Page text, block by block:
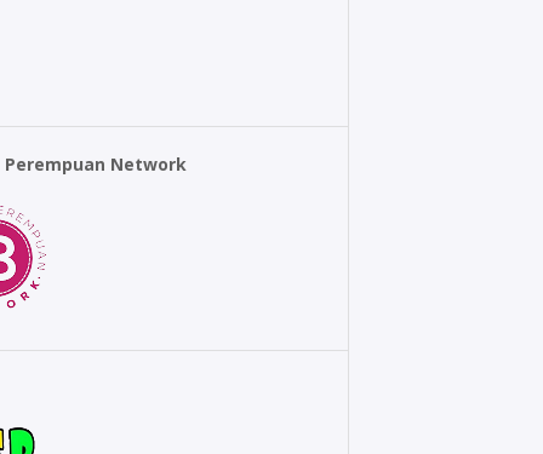
Perempuan Network